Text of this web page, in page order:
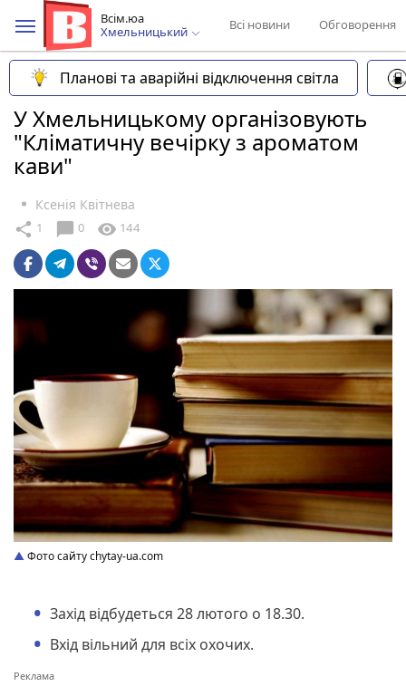
Всім.юа
Хмельницький
Всі новини Обговорення
Планові та аварійні відключення світла
У Хмельницькому організовують
"Кліматичну вечірку з ароматом
кави"
Ксенія Квітнева
share 1 chat_bubble 0 visibility 144
Фото сайту chytay-ua.com
Захід відбудеться 28 лютого о 18.30.
Вхід вільний для всіх охочих.